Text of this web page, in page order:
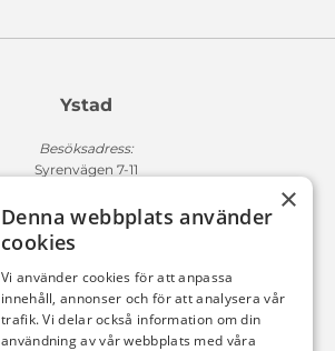
Ystad
Besöksadress:
Syrenvägen 7-11
Fakturaadress:
Michelsens Bil AB /ePP
Fack 110684
10654 Stockholm
måste innehålla referensnummer!
×
Denna webbplats använder
cookies
Vi använder cookies för att anpassa
innehåll, annonser och för att analysera vår
trafik. Vi delar också information om din
användning av vår webbplats med våra